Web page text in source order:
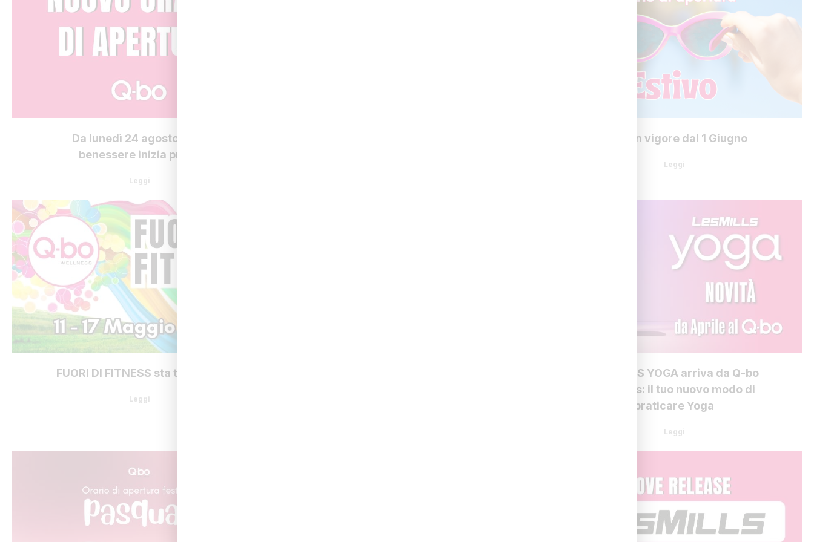
Da lunedì 24 agosto il tuo
benessere inizia prima
Leggi
Entra in vigore dal 1 Giugno
Leggi
FUORI DI FITNESS sta tornando
Leggi
LES MILLS YOGA arriva da Q-bo
Wellness: il tuo nuovo modo di
praticare Yoga
Leggi